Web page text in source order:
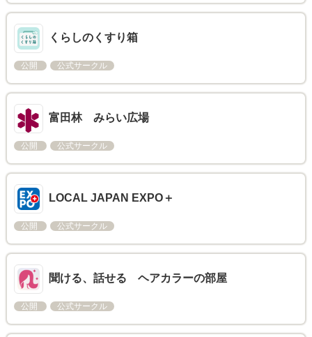
くらしのくすり箱
公開 公式サークル
富田林 みらい広場
公開 公式サークル
LOCAL JAPAN EXPO＋​
公開 公式サークル
聞ける、話せる ヘアカラーの部屋
公開 公式サークル